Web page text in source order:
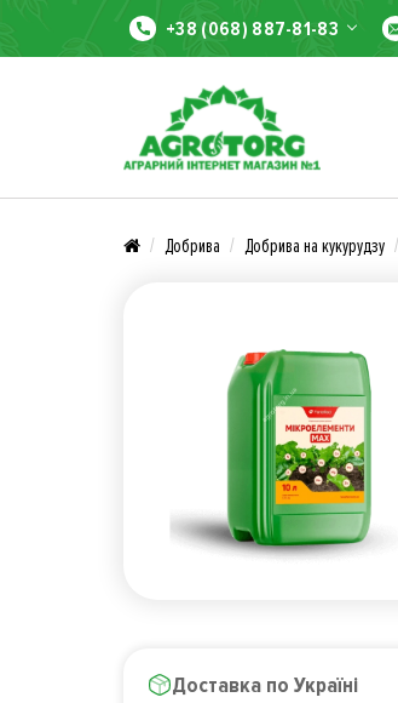
+38 (068) 887-81-83
Добрива Добрива на кукурудзу
Доставка по Україні